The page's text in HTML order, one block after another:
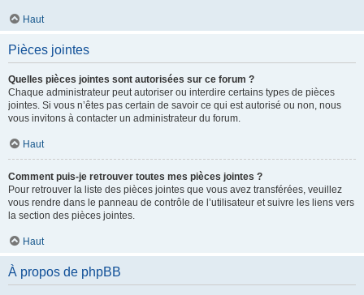
Haut
Pièces jointes
Quelles pièces jointes sont autorisées sur ce forum ?
Chaque administrateur peut autoriser ou interdire certains types de pièces
jointes. Si vous n’êtes pas certain de savoir ce qui est autorisé ou non, nous
vous invitons à contacter un administrateur du forum.
Haut
Comment puis-je retrouver toutes mes pièces jointes ?
Pour retrouver la liste des pièces jointes que vous avez transférées, veuillez
vous rendre dans le panneau de contrôle de l’utilisateur et suivre les liens vers
la section des pièces jointes.
Haut
À propos de phpBB